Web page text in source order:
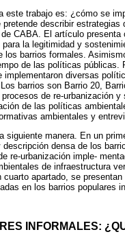
este trabajo es: ¿cómo se
describir
CABA. El artículo
la legitimidad y
los barrios formales.
de las políticas
implementaron diversas
barrios son Barrio 20,
de re-urbanización
de las políticas
ambientales y
siguiente manera. En un
densa de los
re-urbanización imple-
de infraestructura
apartado, se
en los barrios populares
INFORMALES: